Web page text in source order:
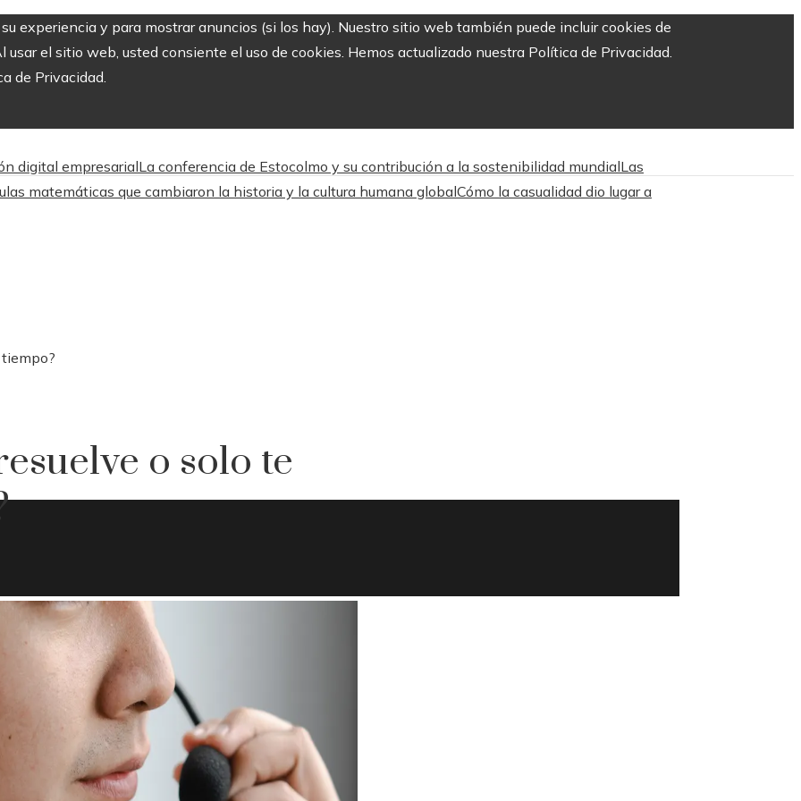
experiencia y para mostrar anuncios (si los hay). Nuestro sitio web también puede incluir cookies de
el sitio web, usted consiente el uso de cookies. Hemos actualizado nuestra Política de Privacidad.
de Privacidad.
digital empresarialLa conferencia de Estocolmo y su contribución a la sostenibilidad mundialLas
matemáticas que cambiaron la historia y la cultura humana globalCómo la casualidad dio lugar a
o solo te